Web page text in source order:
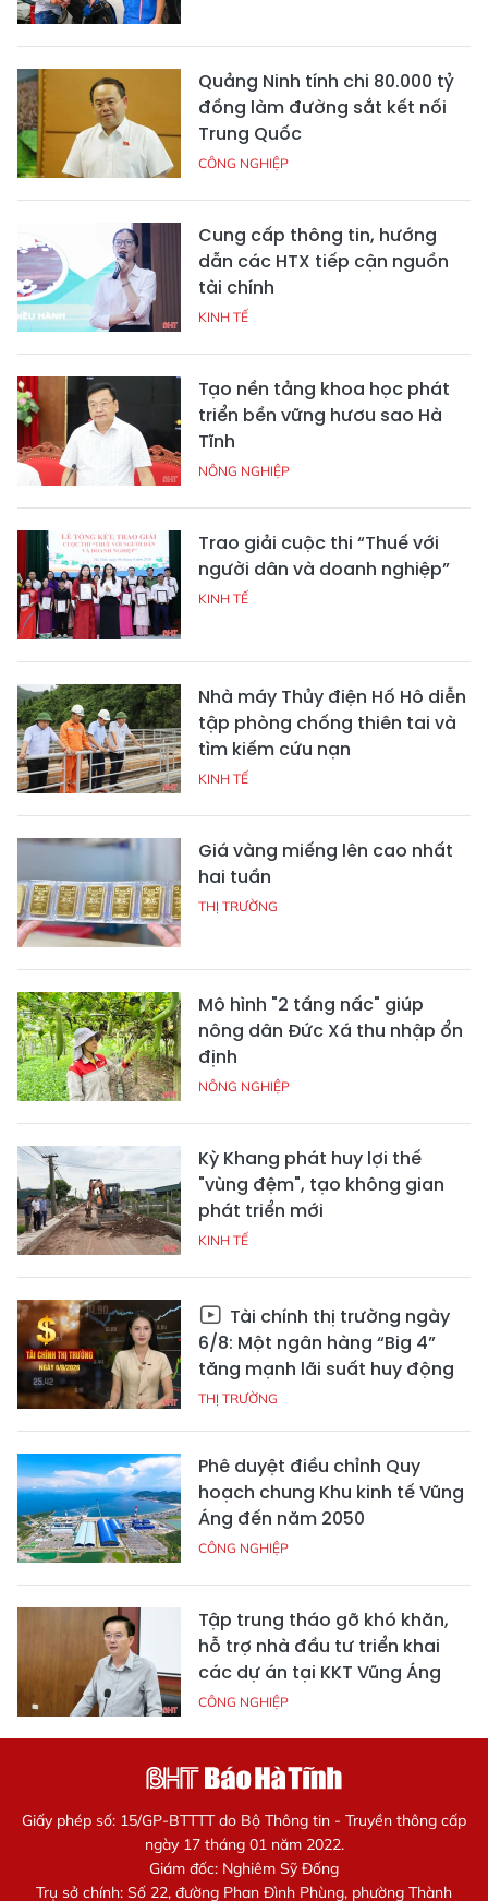
Quảng Ninh tính chi 80.000 tỷ
đồng làm đường sắt kết nối
Trung Quốc
CÔNG NGHIỆP
Cung cấp thông tin, hướng
dẫn các HTX tiếp cận nguồn
tài chính
KINH TẾ
Tạo nền tảng khoa học phát
triển bền vững hươu sao Hà
Tĩnh
NÔNG NGHIỆP
Trao giải cuộc thi “Thuế với
người dân và doanh nghiệp”
KINH TẾ
Nhà máy Thủy điện Hố Hô diễn
tập phòng chống thiên tai và
tìm kiếm cứu nạn
KINH TẾ
Giá vàng miếng lên cao nhất
hai tuần
THỊ TRƯỜNG
Mô hình "2 tầng nấc" giúp
nông dân Đức Xá thu nhập ổn
định
NÔNG NGHIỆP
Kỳ Khang phát huy lợi thế
"vùng đệm", tạo không gian
phát triển mới
KINH TẾ
Tài chính thị trường ngày
6/8: Một ngân hàng “Big 4”
tăng mạnh lãi suất huy động
THỊ TRƯỜNG
Phê duyệt điều chỉnh Quy
hoạch chung Khu kinh tế Vũng
Áng đến năm 2050
CÔNG NGHIỆP
Tập trung tháo gỡ khó khăn,
hỗ trợ nhà đầu tư triển khai
các dự án tại KKT Vũng Áng
CÔNG NGHIỆP
Giấy phép số: 15/GP-BTTTT do Bộ Thông tin - Truyền thông cấp
ngày 17 tháng 01 năm 2022.
Giám đốc: Nghiêm Sỹ Đống
Trụ sở chính: Số 22, đường Phan Đình Phùng, phường Thành